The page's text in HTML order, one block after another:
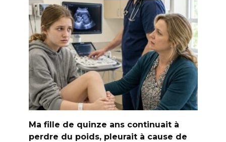
Ma fille de quinze ans continuait à
perdre du poids, pleurait à cause de